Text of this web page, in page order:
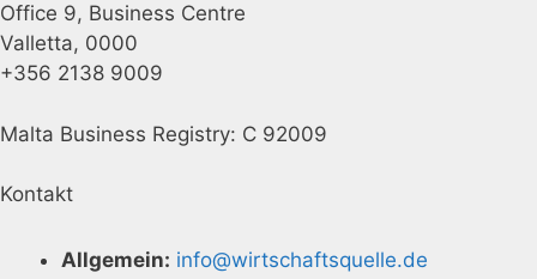
Office 9, Business Centre
Valletta, 0000
+356 2138 9009
Malta Business Registry: C 92009
Kontakt
Allgemein: info@wirtschaftsquelle.de